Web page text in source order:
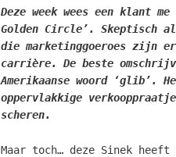
Deze week wees een klant me
Golden Circle’.
die marketinggoeroes zijn
carrière. De beste
Amerikaanse woord ‘glib’.
oppervlakkige
scheren.
Maar toch… deze Sinek